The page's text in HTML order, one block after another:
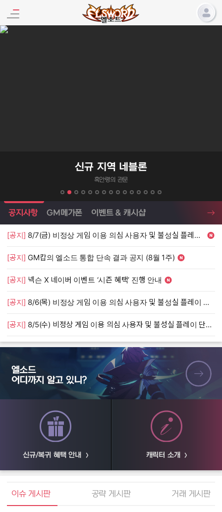
엘소드 프로모션
신규 지역 네블론
흑안령의 관문
엘소드 소식
공지사항 GM메가폰 이벤트 & 캐시샵
[공지] 8/7(금) 비정상 게임 이용 의심 사용자 및 불성실 플레이 단속 안내
[공지] GM캅의 엘소드 통합 단속 결과 공지 (8월 1주)
[공지] 넥슨 X 네이버 이벤트 ‘시즌 혜택’ 진행 안내
[공지] 8/6(목) 비정상 게임 이용 의심 사용자 및 불성실 플레이 단속 안내
[공지] 8/5(수) 비정상 게임 이용 의심 사용자 및 불성실 플레이 단속 안내
엘소드 어디까지 알고 있니?
신규/복귀 혜택 안내 캐릭터 소개
엘소드 커뮤니티
이슈 게시판 공략 게시판 거래 게시판